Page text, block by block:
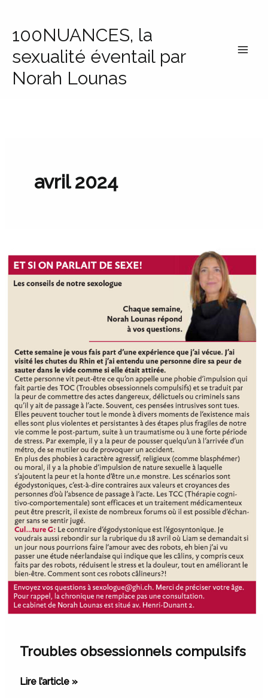
contenu
100NUANCES, la
sexualité éventail par
Norah Lounas
avril 2024
Troubles obsessionnels compulsifs
Troubles
obsessionnels
compulsifs
Lire l’article »